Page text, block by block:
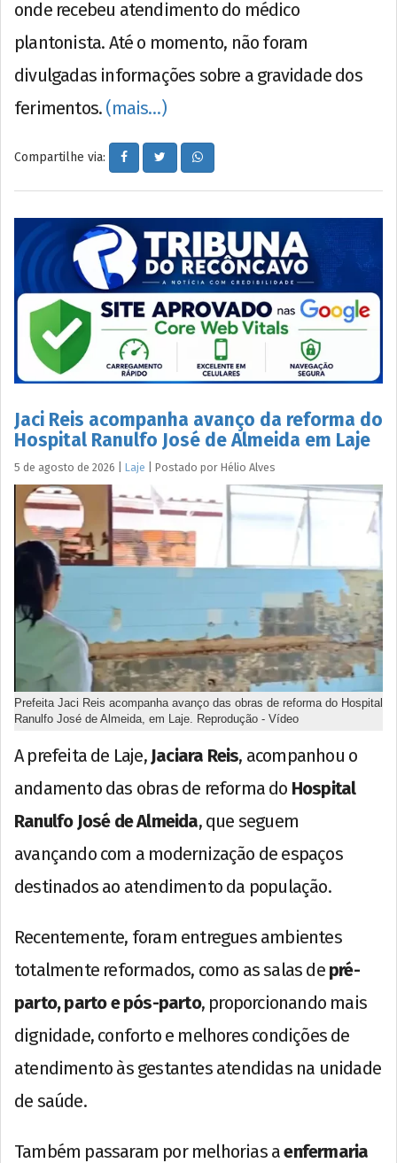
onde recebeu atendimento do médico
plantonista. Até o momento, não foram
divulgadas informações sobre a gravidade dos
ferimentos. (mais…)
Compartilhe via:
Jaci Reis acompanha avanço da reforma do
Hospital Ranulfo José de Almeida em Laje
5 de agosto de 2026 Laje Postado por Hélio Alves
Prefeita Jaci Reis acompanha avanço das obras de reforma do Hospital
Ranulfo José de Almeida, em Laje. Reprodução - Vídeo
A prefeita de Laje, Jaciara Reis, acompanhou o
andamento das obras de reforma do Hospital
Ranulfo José de Almeida, que seguem
avançando com a modernização de espaços
destinados ao atendimento da população.
Recentemente, foram entregues ambientes
totalmente reformados, como as salas de pré-
parto, parto e pós-parto, proporcionando mais
dignidade, conforto e melhores condições de
atendimento às gestantes atendidas na unidade
de saúde.
Também passaram por melhorias aenfermaria